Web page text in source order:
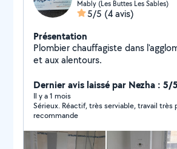
Mably (Les Buttes Les Sables)
5/5 (4 avis)
Présentation
Plombier chauffagiste dans
et aux alentours.
Dernier avis laissé par Nezha : 5/5
Il y a 1 mois
Sérieux. Réactif, très serviable, travail très
recommande